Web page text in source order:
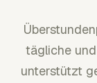
tägliche
unterstützt